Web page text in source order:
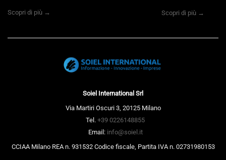
Scopri di più → Scopri di più →
Soiel International Srl
Via Martiri Oscuri 3, 20125 Milano
Tel. +39 0226148855
Email: info@soiel.it
CCIAA Milano REA n. 931532 Codice fiscale, Partita IVA n. 02731980153